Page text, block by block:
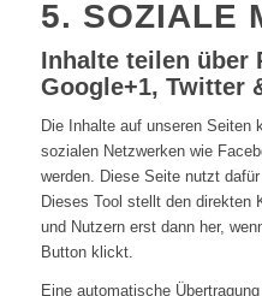
5. SOZIALE
Inhalte teilen über
Google+1, Twitter
Die Inhalte auf unseren Seiten
sozialen Netzwerken wie
werden. Diese Seite nutzt
Dieses Tool stellt den direkten
und Nutzern erst dann her,
Button klickt.
Eine automatische